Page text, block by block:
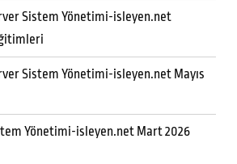
Sistem Yönetimi-isleyen.net
Sistem Yönetimi-isleyen.net Mayıs
Yönetimi-isleyen.net Mart 2026